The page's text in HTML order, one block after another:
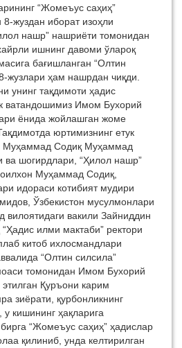
“Жомеъус саҳиҳ”
жуздан иборат изоҳли
нашр” нашриёти томонидан
ишнинг давоми ўлароқ
бағишланган “Олтин
жузлари ҳам нашрдан чиқди.
унинг тақдимоти ҳадис
ватандошимиз Имом Бухорий
ёнида жойлашган жоме
юртимизнинг етук
Муҳаммад Содиқ Муҳаммад
шогирдлари, “Ҳилол нашр”
Муҳаммад Содиқ,
идораси котибият мудири
Ўзбекистон мусулмонлари
вилоятидаги вакили Зайниддин
илми мактаби” ректори
китоб ихлосмандлари
“Олтин силсила”
томонидан Имом Бухорий
этилган Қуръони карим
зиёрати, қурбонликнинг
кишининг ҳақларига
“Жомеъус саҳиҳ” ҳадислар
қилиниб, унда келтирилган